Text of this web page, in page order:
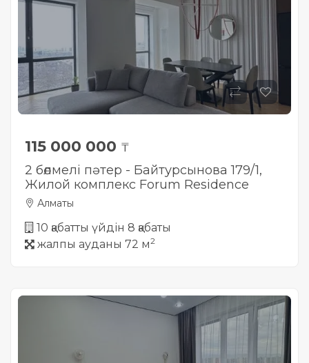
115 000 000 ₸
2 бөлмелі пәтер - Байтурсынова 179/1,
Жилой комплекс Forum Residence
Алматы
10 қабатты үйдін 8 қабаты
жалпы ауданы 72 м2